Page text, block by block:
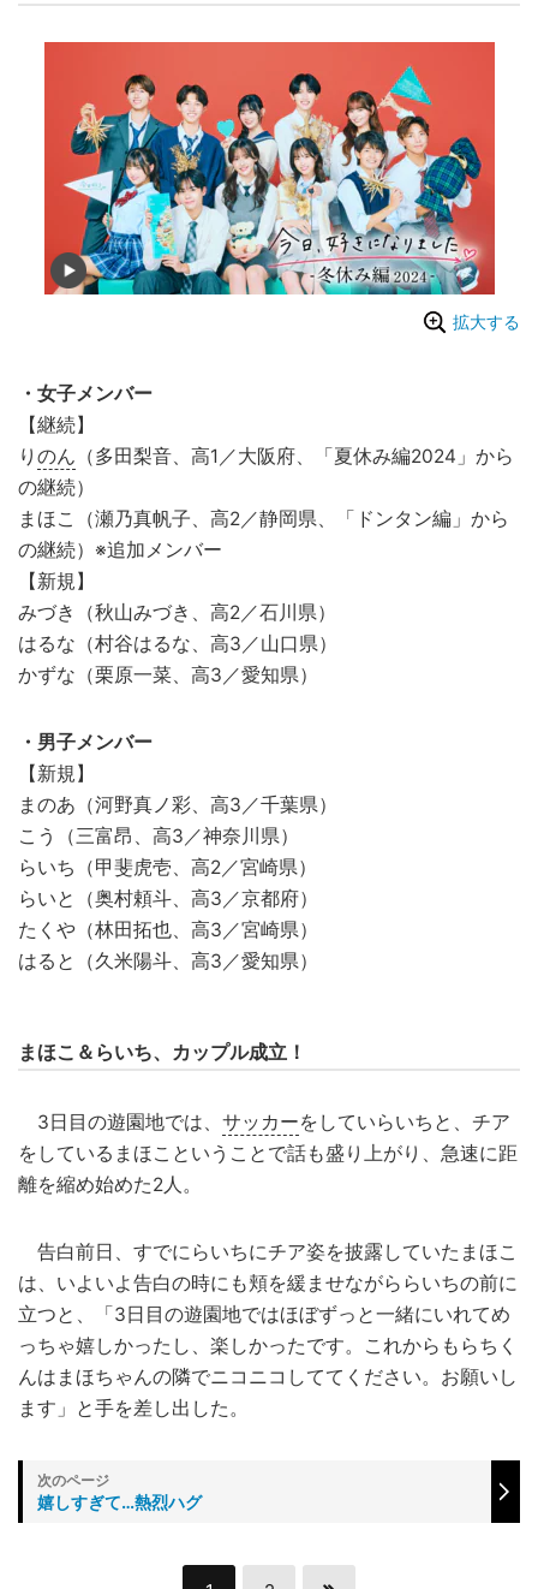
拡大する
・女子メンバー
【継続】
り のん （多田梨音、高1／大阪府、「夏休み編2024」から
の継続）
まほこ（瀬乃真帆子、高2／静岡県、「ドンタン編」から
の継続）※追加メンバー
【新規】
みづき（秋山みづき、高2／石川県）
はるな（村谷はるな、高3／山口県）
かずな（栗原一菜、高3／愛知県）
・男子メンバー
【新規】
まのあ（河野真ノ彩、高3／千葉県）
こう（三富昂、高3／神奈川県）
らいち（甲斐虎壱、高2／宮崎県）
らいと（奥村頼斗、高3／京都府）
たくや（林田拓也、高3／宮崎県）
はると（久米陽斗、高3／愛知県）
まほこ＆らいち、カップル成立！
3日目の遊園地では、 サッカーをしていらいちと、チア
をしているまほこということで話も盛り上がり、急速に距
離を縮め始めた2人。
告白前日、すでにらいちにチア姿を披露していたまほこ
は、いよいよ告白の時にも頬を緩ませながららいちの前に
立つと、「3日目の遊園地ではほぼずっと一緒にいれてめ
っちゃ嬉しかったし、楽しかったです。これからもらちく
んはまほちゃんの隣でニコニコしててください。お願いし
ます」と手を差し出した。
嬉しすぎて…熱烈ハグ